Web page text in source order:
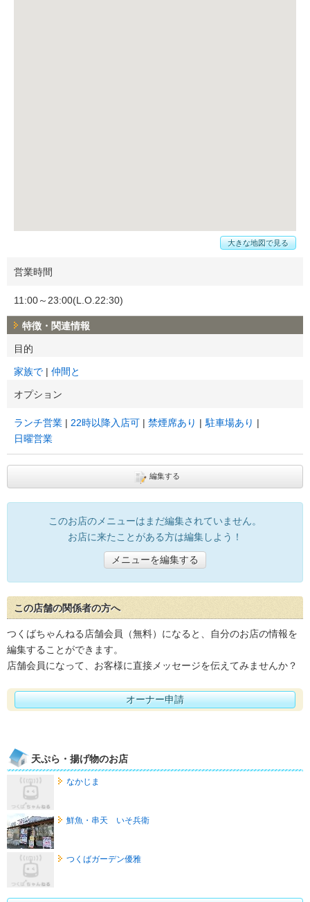
大きな地図で見る
営業時間
11:00～23:00(L.O.22:30)
特徴・関連情報
目的
家族で 仲間と
オプション
ランチ営業 22時以降入店可 禁煙席あり
駐車場あり
日曜営業
編集する
このお店のメニューはまだ編集されていません。
お店に来たことがある方は編集しよう！
メニューを編集する
この店舗の関係者の方へ
つくばちゃんねる店舗会員（無料）になると、自分のお店の情報を
編集することができます。
店舗会員になって、お客様に直接メッセージを伝えてみませんか？
オーナー申請
天ぷら・揚げ物のお店
なかじま
鮮魚・串天 いそ兵衛
つくばガーデン優雅